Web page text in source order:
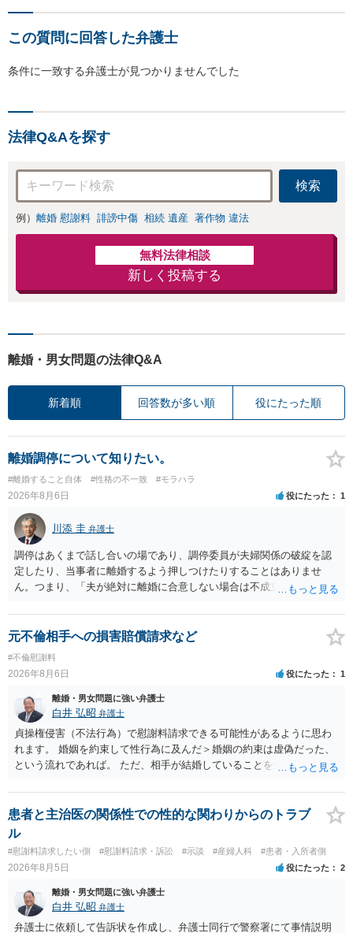
この質問に回答した弁護士
条件に一致する弁護士が見つかりませんでした
法律Q&Aを探す
検索
例） 離婚 慰謝料 誹謗中傷 相続 遺産 著作物 違法
無料法律相談
新しく投稿する
離婚・男女問題の法律Q&A
新着順 回答数が多い順 役にたった順
離婚調停について知りたい。
#離婚すること自体 #性格の不一致 #モラハラ
2026年8月6日 役にたった 1
川添 圭 弁護士
調停はあくまで話し合いの場であり、調停委員が夫婦関係の破綻を認
定したり、当事者に離婚するよう押しつけたりすることはありませ
ん。つまり、「夫が絶対に離婚に合意しない場合は不成立になり」、
きません。 調停段階での離婚成立を希望するなら、夫が離婚に前向き
になるような条件提示をする等、模索するほかありません（極端な話
をいえば、夫から「この条件なら離婚してもよい」として提示された
条件を全部丸呑みする、という方法しかないかもしれません）。た
だ、離婚訴訟をしたくないという考えを見透かされてしまうと、逆に
足下を見られてしまいますので、注意する必要があります。 夫が離婚
に抵抗する可能性が高いのであれば、むしろ淡々と調停不成立にして
離婚訴訟で離婚原因を主張し、判決へ持っていく方が近道であること
も少なくありません。見通し等を含め、弁護士へ相談・依頼した方が
よいと思います。
元不倫相手への損害賠償請求など
#不倫慰謝料
2026年8月6日 役にたった 1
離婚・男女問題に強い弁護士
白井 弘昭 弁護士
貞操権侵害（不法行為）で慰謝料請求できる可能性があるように思わ
れます。 婚姻を約束して性行為に及んだ＞婚姻の約束は虚偽だった、
という流れであれば。 ただ、相手が結婚していることを知って行為に
性も認められそうですので、あまり慰謝料は高額にならないように思
われます。 一度、最寄りの弁護士に相談してみてください。
患者と主治医の関係性での性的な関わりからのトラブ
ル
#慰謝料請求したい側 #慰謝料請求・訴訟 #示談 #産婦人科 #患者・入所者側
2026年8月5日 役にたった 2
離婚・男女問題に強い弁護士
白井 弘昭 弁護士
弁護士に依頼して告訴状を作成し、弁護士同行で警察署にて事情説明